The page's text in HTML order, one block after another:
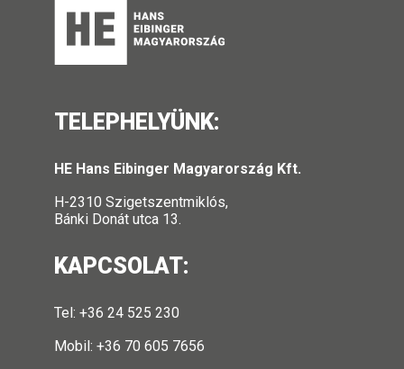
TELEPHELYÜNK:
HE Hans Eibinger Magyarország Kft.
H-2310 Szigetszentmiklós,
Bánki Donát utca 13.
KAPCSOLAT:
Tel: +36 24 525 230
Mobil: +36 70 605 7656